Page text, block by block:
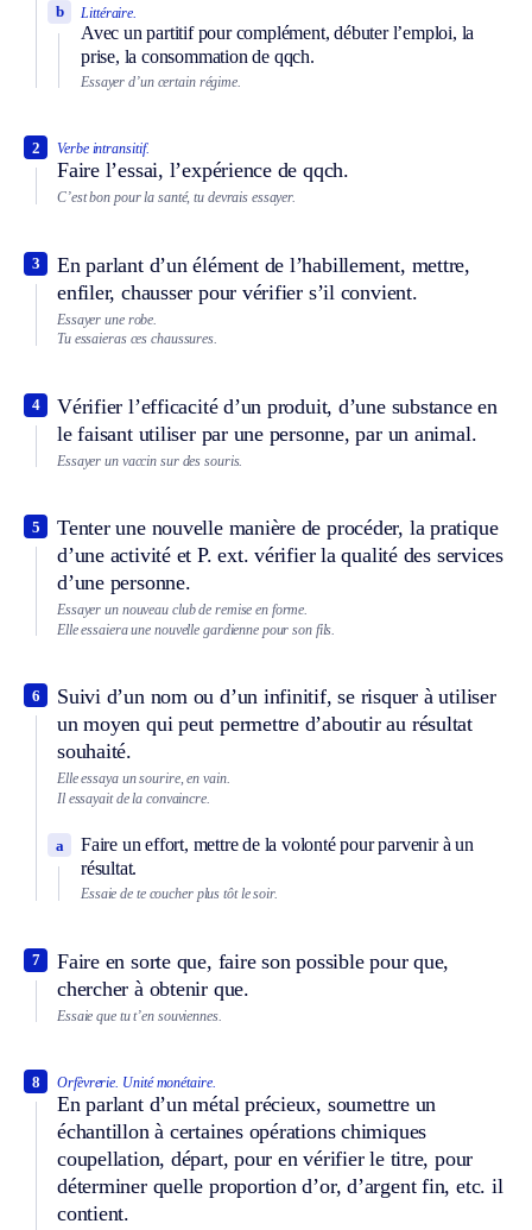
Littéraire.
Avec un partitif pour complément, débuter l’emploi, la
prise, la consommation de qqch.
b
Essayer d’un certain régime.
Verbe intransitif.
Faire l’essai, l’expérience de qqch.
2
C’est bon pour la santé, tu devrais essayer.
En parlant d’un élément de l’habillement, mettre,
enfiler, chausser pour vérifier s’il convient.
3
Essayer une robe.
Tu essaieras ces chaussures.
Vérifier l’efficacité d’un produit, d’une substance en
le faisant utiliser par une personne, par un animal.
4
Essayer un vaccin sur des souris.
Tenter une nouvelle manière de procéder, la pratique
d’une activité et P. ext. vérifier la qualité des services
d’une personne.
5
Essayer un nouveau club de remise en forme.
Elle essaiera une nouvelle gardienne pour son fils.
Suivi d’un nom ou d’un infinitif, se risquer à utiliser
un moyen qui peut permettre d’aboutir au résultat
souhaité.
6
Elle essaya un sourire, en vain.
Il essayait de la convaincre.
Faire un effort, mettre de la volonté pour parvenir à un
résultat.
a
Essaie de te coucher plus tôt le soir.
Faire en sorte que, faire son possible pour que,
chercher à obtenir que.
7
Essaie que tu t’en souviennes.
Orfèvrerie. Unité monétaire.
En parlant d’un métal précieux, soumettre un
échantillon à certaines opérations chimiques
coupellation, départ, pour en vérifier le titre, pour
déterminer quelle proportion d’or, d’argent fin, etc. il
contient.
8